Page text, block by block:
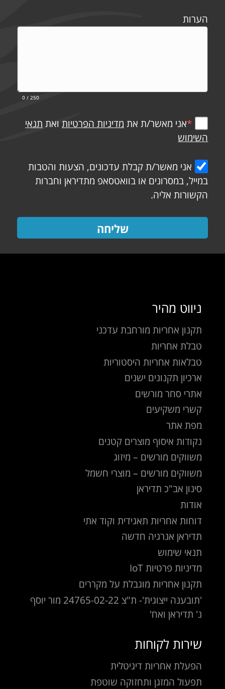
הערות
0 / 250
*אני מאשר/ת את מדיניות הפרטיות ואת תנאי
השימוש
אני מאשר/ת קבלת עדכונים, הצעות והטבות
במייל, במסרונים או בוואטסאפ מתדיראן וחברות
הקשורות אליה.
שליחה
ניווט מהיר
תקנון אחריות מורחבת עדכני
טבלת אחריות
טבלאות אחריות היסטוריות
ארכיון תקנונים ישנים
אתרי סחר מורשים
קשרי משקיעים
מפת אתר
נקודות איסוף מוצרים קטנים
משווקים מורשים – מיזוג
משווקים מורשים – מוצרי חשמל
סינון אב"כ תדיראן
אודות
דוחות אחריות תאגידית וקוד אתי
תדיראן אנרגיה חדשה
תנאי שימוש
מדיניות פרטיות IoT
תקנון אחריות מוגבלת על מקררים
'תובענה ייצוגית'- ת"צ 24765-02-22 מור יוסף
נ' תדיראן ואח'
שירות לקוחות
הפעלת אחריות דיגיטלית
תפעול המזגן ותחזוקה שוטפת